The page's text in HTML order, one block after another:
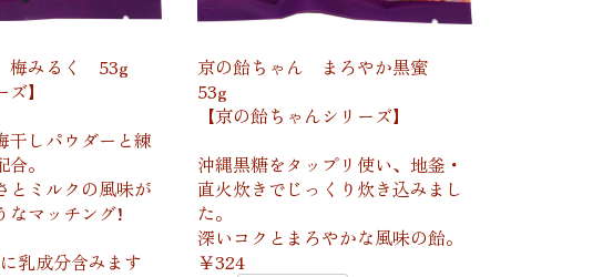
梅みるく 53g
】
干しパウダーと練
。
とミルクの風味が
なマッチング!
乳成分含みます
京の飴ちゃん まろやか黒蜜
53g
【京の飴ちゃんシリーズ】
沖縄黒糖をタップリ使い、地釜・
直火炊きでじっくり炊き込みまし
た。
深いコクとまろやかな風味の飴。
￥324